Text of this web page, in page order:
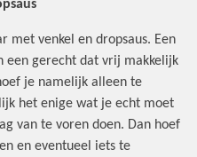
met venkel en dropsaus. Een
een gerecht dat vrij makkelijk
je namelijk alleen te
het enige wat je echt moet
van te voren doen. Dan hoef
en eventueel iets te